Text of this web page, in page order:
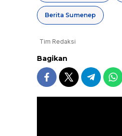
Berita Sumenep
Tim Redaksi
Bagikan